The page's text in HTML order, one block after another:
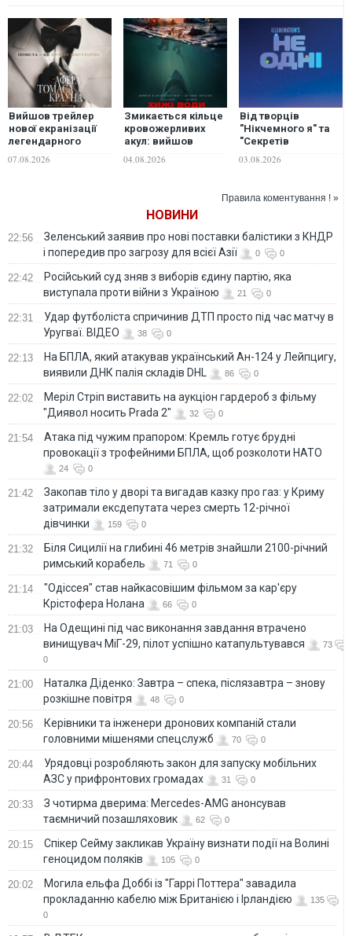
Вийшов трейлер
нової екранізації
легендарного
фільму "Афера
Томаса Крауна"
07.08.2026
Змикається кільце
кровожерливих
акул: вийшов
трейлер трилера
"Хижі води"
04.08.2026
Від творців
"Нікчемного я" та
"Секретів
домашніх тварин":
вийшов тизер
пригоди "Не одні"
03.08.2026
Правила коментування ! »
НОВИНИ
22:56
Зеленський заявив про нові поставки балістики з КНДР
і попередив про загрозу для всієї Азії
0 0
22:42
Російський суд зняв з виборів єдину партію, яка
виступала проти війни з Україною
21 0
22:31
Удар футболіста спричинив ДТП просто під час матчу в
Уругваї. ВІДЕО
38 0
22:13
На БПЛА, який атакував український Ан-124 у Лейпцигу,
виявили ДНК палія складів DHL
86 0
22:02
Меріл Стріп виставить на аукціон гардероб з фільму
"Диявол носить Prada 2"
32 0
21:54
Атака під чужим прапором: Кремль готує брудні
провокації з трофейними БПЛА, щоб розколоти НАТО
24 0
21:42
Закопав тіло у дворі та вигадав казку про газ: у Криму
затримали ексдепутата через смерть 12-річної
дівчинки
159 0
21:32
Біля Сицилії на глибині 46 метрів знайшли 2100-річний
римський корабель
71 0
21:14
"Одіссея" став найкасовішим фільмом за кар'єру
Крістофера Нолана
66 0
21:03
На Одещині під час виконання завдання втрачено
винищувач МіГ-29, пілот успішно катапультувався
73
0
21:00
Наталка Діденко: Завтра – спека, післязавтра – знову
розкішне повітря
48 0
20:56
Керівники та інженери дронових компаній стали
головними мішенями спецслужб
70 0
20:44
Урядовці розробляють закон для запуску мобільних
АЗС у прифронтових громадах
31 0
20:33
З чотирма дверима: Mercedes-AMG анонсував
таємничий позашляховик
62 0
20:15
Спікер Сейму закликав Україну визнати події на Волині
геноцидом поляків
105 0
20:02
Могила ельфа Доббі із "Гаррі Поттера" завадила
прокладанню кабелю між Британією і Ірландією
135
0